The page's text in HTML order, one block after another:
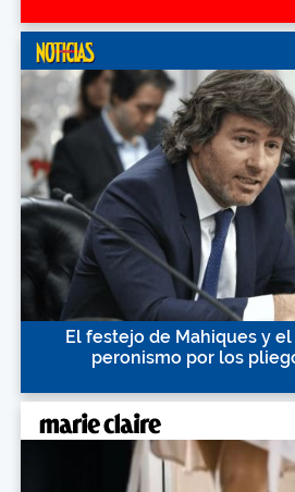
El festejo de Mahiques y
peronismo por los